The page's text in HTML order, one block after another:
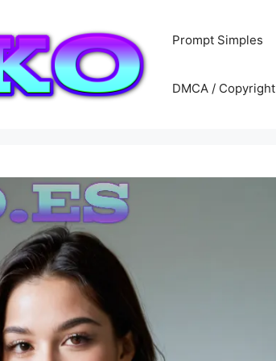
Prompt Simples
DMCA / Copyright